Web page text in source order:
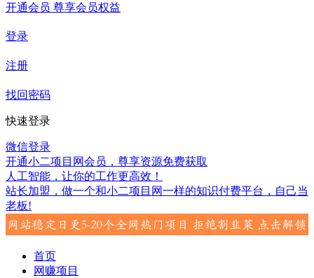
开通会员 尊享会员权益
登录
注册
找回密码
快速登录
微信登录
开通小二项目网会员，尊享资源免费获取
人工智能，让你的工作更高效！
站长加盟，做一个和小二项目网一样的知识付费平台，自己当
老板!
首页
网赚项目